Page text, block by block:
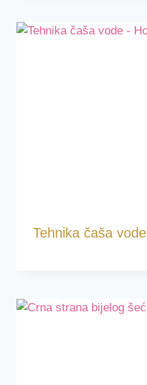
Tehnika čaša vode